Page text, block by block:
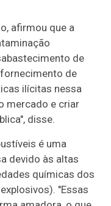
afirmou que a
de
de
ilícitas nessa
mercado e criar
disse.
é uma
devido às altas
químicas dos
"Essas